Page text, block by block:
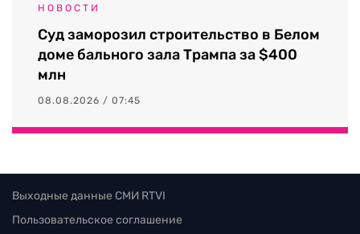
НОВОСТИ
Суд заморозил строительство в Белом
доме бального зала Трампа за $400
млн
08.08.2026 / 07:45
Выходные данные СМИ RTVI
Пользовательское соглашение